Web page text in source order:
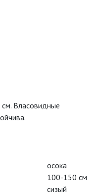
Власовидные
осока
100-150 см
сизый